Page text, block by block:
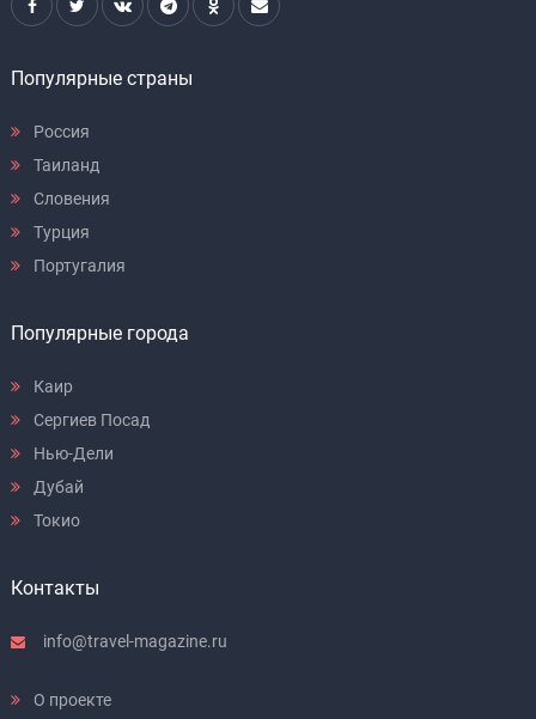
Популярные страны
Россия
Таиланд
Словения
Турция
Португалия
Популярные города
Каир
Сергиев Посад
Нью-Дели
Дубай
Токио
Контакты
info@travel-magazine.ru
О проекте